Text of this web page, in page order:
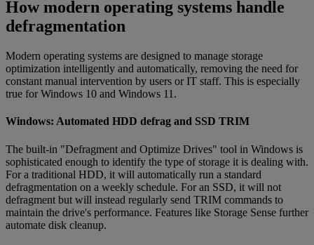
How modern operating systems handle
defragmentation
Modern operating systems are designed to manage storage
optimization intelligently and automatically, removing the need for
constant manual intervention by users or IT staff. This is especially
true for Windows 10 and Windows 11.
Windows: Automated HDD defrag and SSD TRIM
The built-in "Defragment and Optimize Drives" tool in Windows is
sophisticated enough to identify the type of storage it is dealing with.
For a traditional HDD, it will automatically run a standard
defragmentation on a weekly schedule. For an SSD, it will not
defragment but will instead regularly send TRIM commands to
maintain the drive's performance. Features like Storage Sense further
automate disk cleanup.